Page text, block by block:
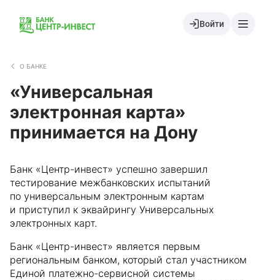
Войти
О БАНКЕ
«Универсальная
электронная карта»
принимается на Дону
Банк «Центр-инвест» успешно завершил
тестирование межбанковских испытаний
по универсальным электронным картам
и приступил к эквайрингу Универсальных
электронных карт.
Банк «Центр-инвест» является первым
региональным банком, который стал участником
Единой платежно-сервисной системы